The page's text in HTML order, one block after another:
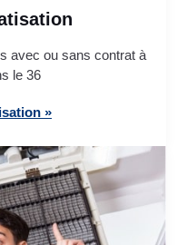
avec ou sans contrat à
le 36
»